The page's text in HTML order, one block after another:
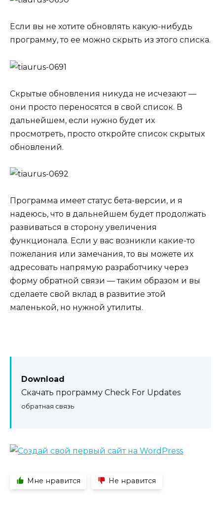
Если вы не хотите обновлять какую-нибудь
программу, то ее можно скрыть из этого списка.
Скрытые обновления никуда не исчезают —
они просто переносятся в свой список. В
дальнейшем, если нужно будет их
просмотреть, просто откройте список скрытых
обновлений.
Программа имеет статус бета-версии, и я
надеюсь, что в дальнейшем будет продолжать
развиваться в сторону увеличения
функционала. Если у вас возникли какие-то
пожелания или замечания, то вы можете их
адресовать напрямую разработчику через
форму обратной связи — таким образом и вы
сделаете свой вклад в развитие этой
маленькой, но нужной утилиты.
Download
Скачать программу Check For Updates
обратная связь
Мне нравится Не нравится